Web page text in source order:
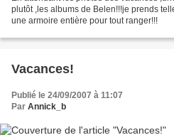
plutôt ,les albums de Belen!!!je prends
une armoire entière pour tout ranger!!!
Vacances!
Publié le 24/09/2007 à 11:07
Par Annick_b